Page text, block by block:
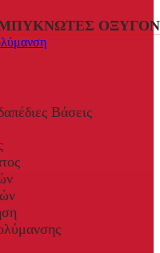
Βάσεις